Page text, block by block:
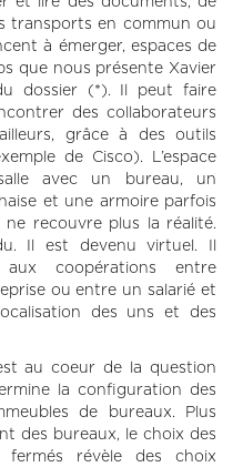
transports en commun ou
à émerger, espaces de
que nous présente Xavier
dossier (*). Il peut faire
des collaborateurs
grâce à des outils
de Cisco). L’espace
avec un bureau, un
et une armoire parfois
recouvre plus la réalité.
Il est devenu virtuel. Il
coopérations entre
ou entre un salarié et
des uns et des
au coeur de la question
la configuration des
de bureaux. Plus
des bureaux, le choix des
révèle des choix